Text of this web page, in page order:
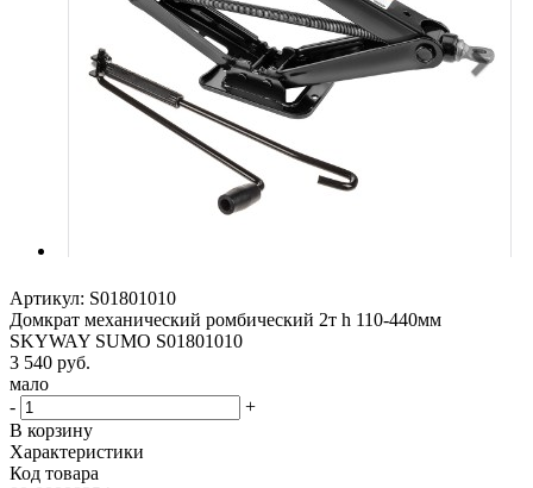
Артикул: S01801010
Домкрат механический ромбический 2т h 110-440мм
SKYWAY SUMO S01801010
3 540 руб.
мало
-
+
В корзину
Характеристики
Код товара